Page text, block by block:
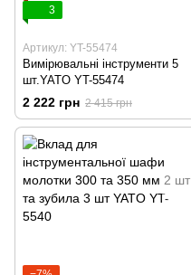
3
Артикул: YT-55474
Вимірювальні інструменти 5
шт.YATO YT-55474
2 222 грн 2 415 грн